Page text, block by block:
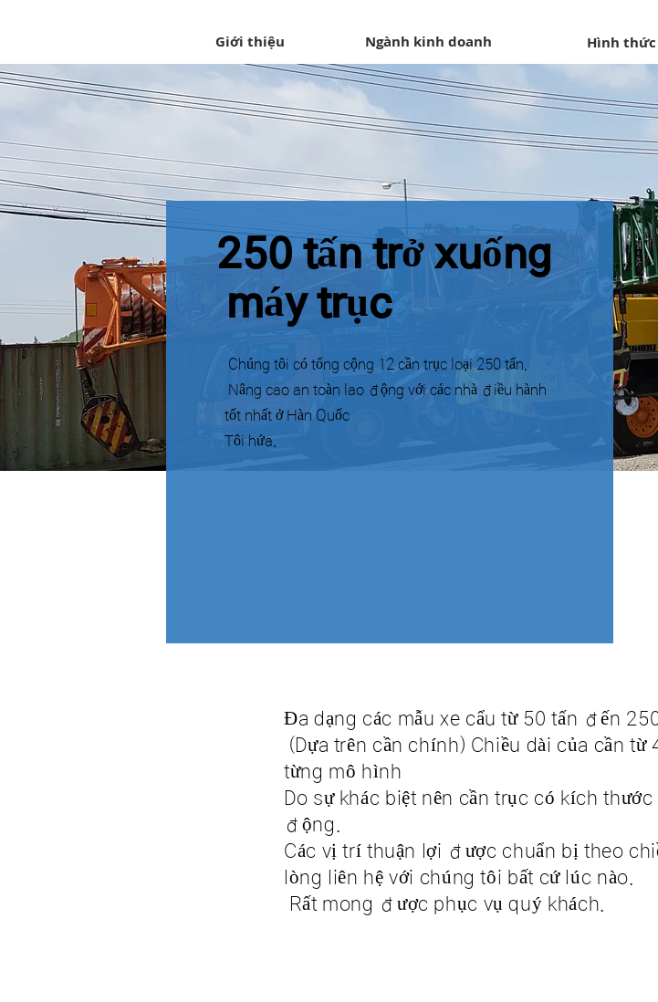
Giới thiệu Ngành kinh doanh Hình thức
250 tấn trở xuống
​ máy trục
​ Chúng tôi có tổng cộng 12 cần trục loại 250 tấn.
​ Nâng cao an toàn lao động với các nhà điều hành
tốt nhất ở Hàn Quốc
Tôi hứa.
Đa dạng các mẫu xe cẩu từ 50 tấn đến
(Dựa trên cần chính) Chiều dài của cần
từng mô hình
Do sự khác biệt nên cần trục có kích
động.
Các vị trí thuận lợi được chuẩn bị theo
lòng liên hệ với chúng tôi bất cứ lúc nào.
​ Rất mong được phục vụ quý khách.